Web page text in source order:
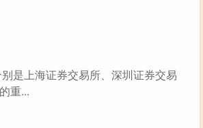
是上海证券交易所、深圳证券交易
重...